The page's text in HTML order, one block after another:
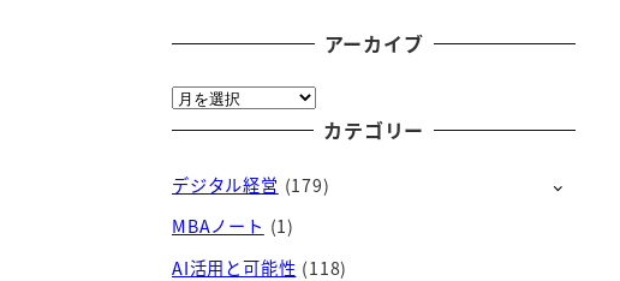
アーカイブ
ア
ー
イ
ブ
カテゴリー
デジタル経営 (179)
MBAノート (1)
AI活用と可能性 (118)